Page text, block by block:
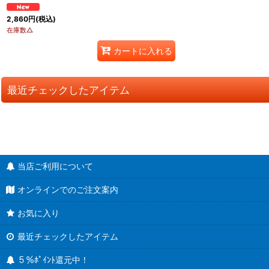
2,860円(税込)
在庫数△
カートに入れる
最近チェックしたアイテム
当店ご利用について
オンラインでのご注文案内
お気に入り
最近チェックしたアイテム
５％ﾎﾟｲﾝﾄ還元中！